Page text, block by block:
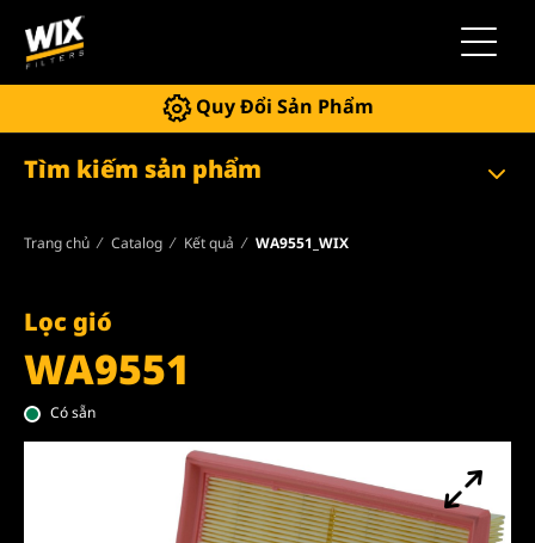
Quy Đổi Sản Phẩm
Tìm kiếm sản phẩm
Trang chủ Catalog Kết quả WA9551_WIX
Lọc gió
WA9551
Có sẵn